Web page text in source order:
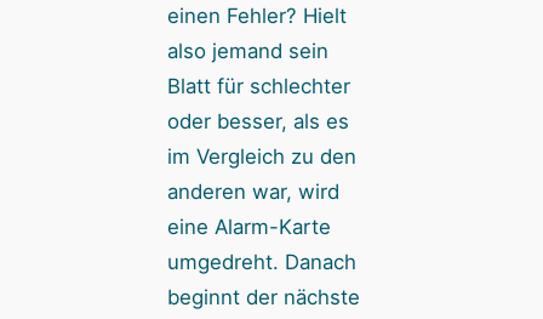
einen Fehler? Hielt
also jemand sein
Blatt für schlechter
oder besser, als es
im Vergleich zu den
anderen war, wird
eine Alarm-Karte
umgedreht. Danach
beginnt der nächste